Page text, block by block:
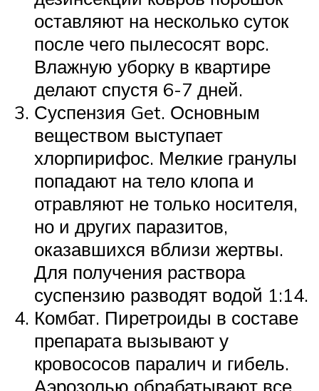
оставляют на несколько суток
после чего пылесосят ворс.
Влажную уборку в квартире
делают спустя 6-7 дней.
Суспензия Get. Основным
веществом выступает
хлорпирифос. Мелкие гранулы
попадают на тело клопа и
отравляют не только носителя,
но и других паразитов,
оказавшихся вблизи жертвы.
Для получения раствора
суспензию разводят водой 1:14.
Комбат. Пиретроиды в составе
препарата вызывают у
кровососов паралич и гибель.
Аэрозолью обрабатывают все